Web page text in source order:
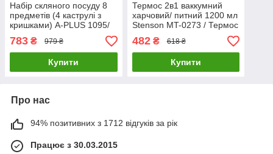
Набір скляного посуду 8
предметів (4 каструлі з
кришками) A-PLUS 1095/
Термоскло посуд
783 ₴ 979 ₴
Купити
Термос 2в1 ваккумний
харчовий/ питний 1200 мл
Stenson MT-0273 / Термос
для чаю та їжі з неіржавкої
сталі
482₴ 618 ₴
Купити
Про нас
94% позитивних з 1712 відгуків за рік
Працює з 30.03.2015